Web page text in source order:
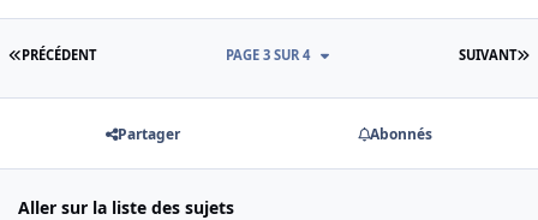
PREMIÈRE PAGE
PRÉCÉDENT SUIVANT
PAGE 3 SUR 4
Partager Abonnés
Aller sur la liste des sujets